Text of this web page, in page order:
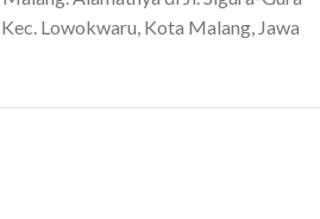
Lowokwaru, Kota Malang, Jawa